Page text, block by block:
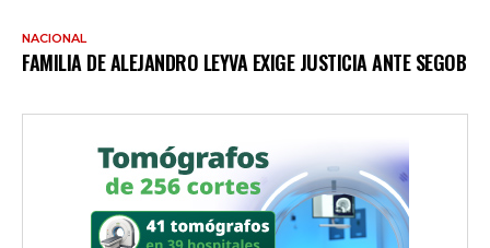
NACIONAL
FAMILIA DE ALEJANDRO LEYVA EXIGE JUSTICIA ANTE SEGOB